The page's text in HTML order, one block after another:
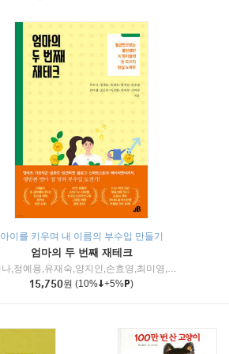
아이를 키우며 내 이름의 부수입 만들기
엄마의 두 번째 재테크
우리나,정예용,유재숙,양지인,손효영,최미영,조민주,이진현,차미숙,서미숙 저
15,750원 (10% +5% )